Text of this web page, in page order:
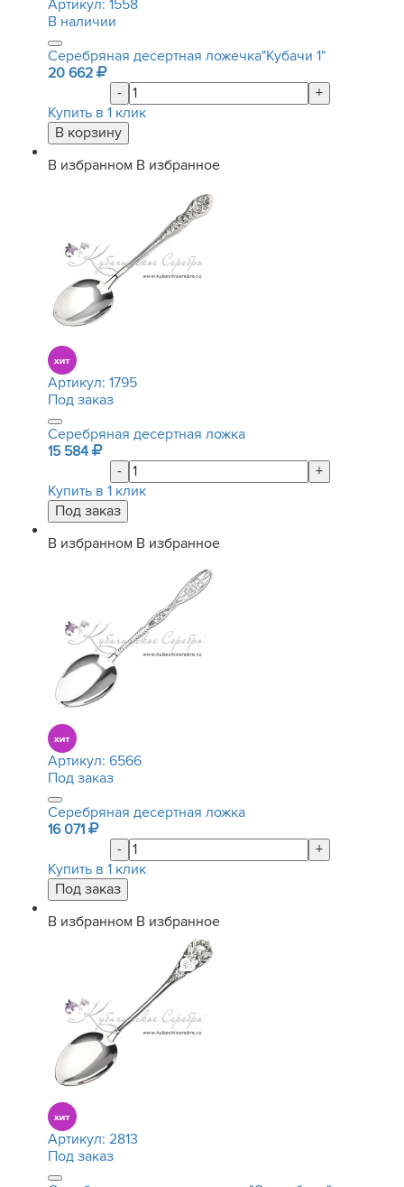
Артикул: 1558
В наличии
Серебряная десертная ложечка"Кубачи 1"
20 662
-
+
Купить в 1 клик
В избранном В избранное
Артикул: 1795
Под заказ
Серебряная десертная ложка
15 584
-
+
Купить в 1 клик
В избранном В избранное
Артикул: 6566
Под заказ
Серебряная десертная ложка
16 071
-
+
Купить в 1 клик
В избранном В избранное
Артикул: 2813
Под заказ